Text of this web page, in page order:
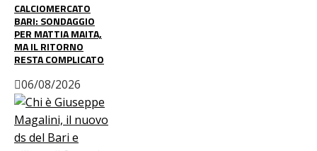
CALCIOMERCATO
BARI: SONDAGGIO
PER MATTIA MAITA,
MA IL RITORNO
RESTA COMPLICATO
06/08/2026